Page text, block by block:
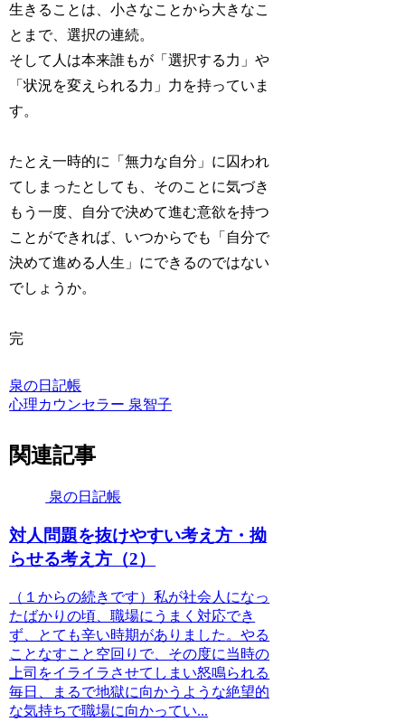
生きることは、小さなことから大きなこ
とまで、選択の連続。
そして人は本来誰もが「選択する力」や
「状況を変えられる力」力を持っていま
す。
たとえ一時的に「無力な自分」に囚われ
てしまったとしても、そのことに気づき
もう一度、自分で決めて進む意欲を持つ
ことができれば、いつからでも「自分で
決めて進める人生」にできるのではない
でしょうか。
完
泉の日記帳
心理カウンセラー 泉智子
関連記事
泉の日記帳
対人問題を抜けやすい考え方・拗
らせる考え方（2）
（１からの続きです）私が社会人になっ
たばかりの頃、職場にうまく対応でき
ず、とても辛い時期がありました。やる
ことなすこと空回りで、その度に当時の
上司をイライラさせてしまい怒鳴られる
毎日、まるで地獄に向かうような絶望的
な気持ちで職場に向かってい...